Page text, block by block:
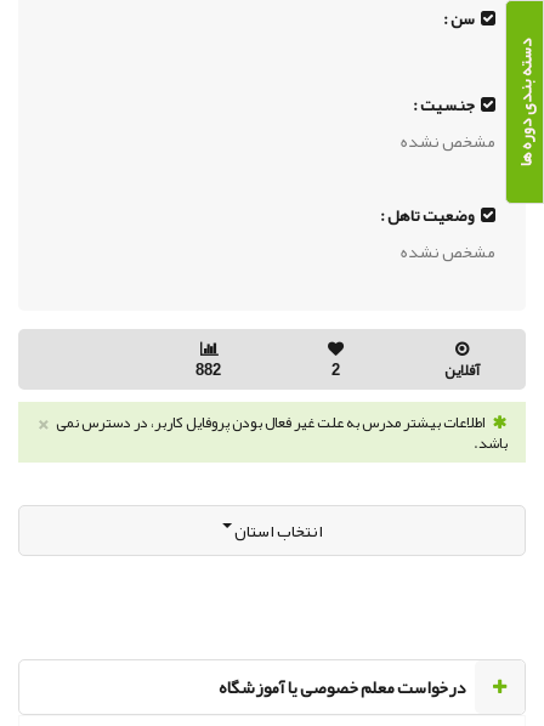
دسته بندی دوره ها
سن :
جنسیت :
مشخص نشده
وضعیت تاهل :
مشخص نشده
آفلاین 2
882
× اطلاعات بیشتر مدرس به علت غیر فعال بودن پروفایل کاربر، در دسترس نمی
باشد.
انتخاب استان
‌درخواست معلم خصوصی یا آموزشگاه